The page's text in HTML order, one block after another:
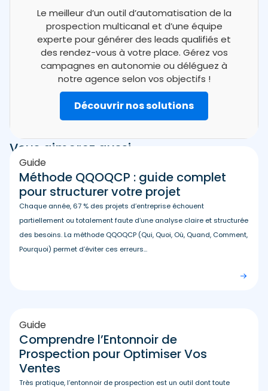
Le meilleur d’un outil d’automatisation de la
prospection multicanal et d’une équipe
experte pour générer des leads qualifiés et
des rendez-vous à votre place. Gérez vos
campagnes en autonomie ou déléguez à
notre agence selon vos objectifs !
Découvrir nos solutions
Vous aimerez aussi
Guide
Méthode QQOQCP : guide complet
pour structurer votre projet
Chaque année, 67 % des projets d’entreprise échouent
partiellement ou totalement faute d’une analyse claire et structurée
des besoins. La méthode QQOQCP (Qui, Quoi, Où, Quand, Comment,
Pourquoi) permet d’éviter ces erreurs...
Guide
Comprendre l’Entonnoir de
Prospection pour Optimiser Vos
Ventes
Très pratique, l’entonnoir de prospection est un outil dont toute